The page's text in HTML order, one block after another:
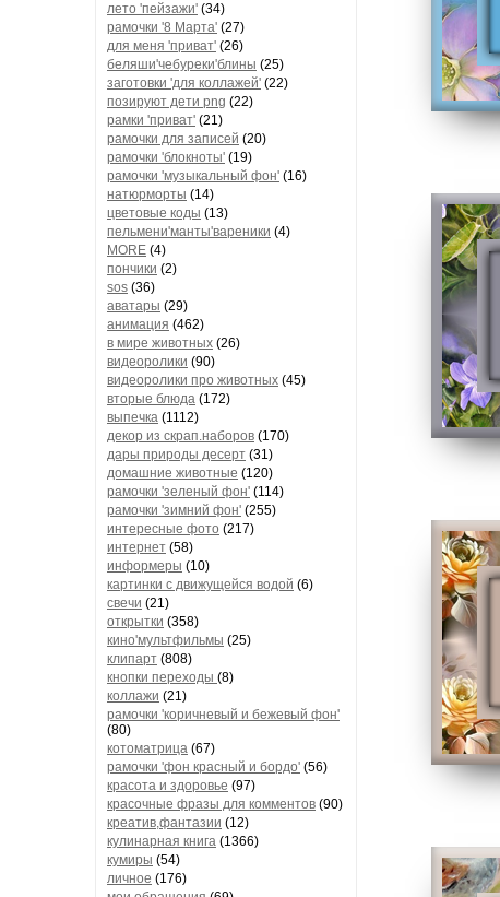
лето 'пейзажи' (34)
рамочки '8 Марта' (27)
для меня 'приват' (26)
беляши'чебуреки'блины (25)
заготовки 'для коллажей' (22)
позируют дети png (22)
рамки 'приват' (21)
рамочки для записей (20)
рамочки 'блокноты' (19)
рамочки 'музыкальный фон' (16)
натюрморты (14)
цветовые коды (13)
пельмени'манты'вареники (4)
MORE (4)
пончики (2)
sos (36)
аватары (29)
анимация (462)
в мире животных (26)
видеоролики (90)
видеоролики про животных (45)
вторые блюда (172)
выпечка (1112)
декор из скрап.наборов (170)
дары природы десерт (31)
домашние животные (120)
рамочки 'зеленый фон' (114)
рамочки 'зимний фон' (255)
интересные фото (217)
интернет (58)
информеры (10)
картинки с движущейся водой (6)
свечи (21)
открытки (358)
кино'мультфильмы (25)
клипарт (808)
кнопки переходы (8)
коллажи (21)
рамочки 'коричневый и бежевый фон'
(80)
котоматрица (67)
рамочки 'фон красный и бордо' (56)
красота и здоровье (97)
красочные фразы для комментов (90)
креатив,фантазии (12)
кулинарная книга (1366)
кумиры (54)
личное (176)